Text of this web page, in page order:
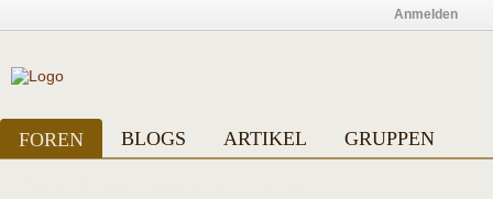
Anmelden
FOREN BLOGS ARTIKEL GRUPPEN